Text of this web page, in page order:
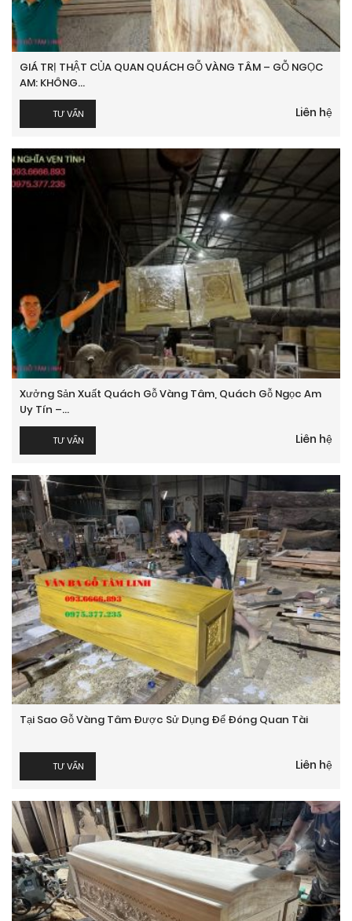
GIÁ TRỊ THẬT CỦA QUAN QUÁCH GỖ VÀNG TÂM – GỖ NGỌC
AM: KHÔNG...
TƯ VẤN Liên hệ
Xưởng Sản Xuất Quách Gỗ Vàng Tâm, Quách Gỗ Ngọc Am
Uy Tín –...
TƯ VẤN Liên hệ
Tại Sao Gỗ Vàng Tâm Được Sử Dụng Để Đóng Quan Tài
TƯ VẤN Liên hệ